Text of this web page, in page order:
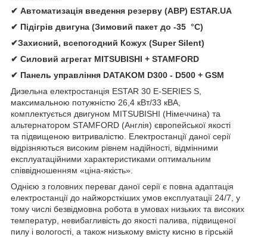
✔ Автоматизація введення резерву (АВР) ESTAR.UA
✔ Підігрів двигуна (Зимовий пакет до -35 °C)
✔Захисний, всепогодний Кожух (Super Silent)
✔ Силовий агрегат MITSUBISHI + STAMFORD
✔ Панель управління DATAKOM D300 - D500 + GSM
Дизельна електростанція ESTAR 30 E-SERIES S,
максимальною потужністю 26,4 кВт/33 кВА,
комплектується двигуном MITSUBISHI (Німеччина) та
альтернатором STAMFORD (Англія) європейської якості
та підвищеною витривалістю. Електростанції даної серії
відрізняються високим рівнем надійності, відмінними
експлуатаційними характеристиками оптимальним
співвідношенням «ціна-якість».
Однією з головних переваг даної серії є повна адаптація
електростанції до найжорсткіших умов експлуатації 24/7, у
тому числі безвідмовна робота в умовах низьких та високих
температур, невибагливість до якості палива, підвищеної
пилу і вологості, а також низькому вмісту кисню в гірській